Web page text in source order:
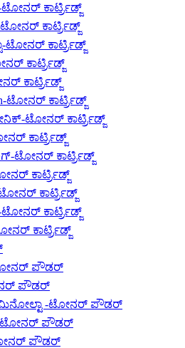
ಕಾರ್ಟ್ರಿಡ್ಜ್
ಕಾರ್ಟ್ರಿಡ್ಜ್
ಟೋನರ್ ಕಾರ್ಟ್ರಿಡ್ಜ್
ಕಾರ್ಟ್ರಿಡ್ಜ್
ಕಾರ್ಟ್ರಿಡ್ಜ್
ಟೋನರ್ ಕಾರ್ಟ್ರಿಡ್ಜ್
ಟೋನರ್ ಕಾರ್ಟ್ರಿಡ್ಜ್
ಕಾರ್ಟ್ರಿಡ್ಜ್
ಟೋನರ್ ಕಾರ್ಟ್ರಿಡ್ಜ್
ಕಾರ್ಟ್ರಿಡ್ಜ್
ಟೋನರ್ ಕಾರ್ಟ್ರಿಡ್ಜ್
ಕಾರ್ಟ್ರಿಡ್ಜ್
ಕಾರ್ಟ್ರಿಡ್ಜ್
ಪೌಡರ್
ಪೌಡರ್
ಮಿನೋಲ್ಟಾ -ಟೋನರ್ ಪೌಡರ್
ಟೋನರ್ ಪೌಡರ್
ಪೌಡರ್